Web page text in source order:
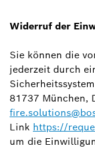
Widerruf der
Sie können die
jederzeit durch
81737 München,
Link https://
um die